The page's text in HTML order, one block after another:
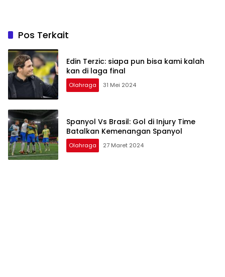
Pos Terkait
Edin Terzic: siapa pun bisa kami kalah
kan di laga final
Olahraga 31 Mei 2024
Spanyol Vs Brasil: Gol di Injury Time
Batalkan Kemenangan Spanyol
Olahraga 27 Maret 2024